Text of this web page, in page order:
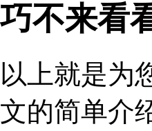
巧不来看
以上就是为
文的简单介